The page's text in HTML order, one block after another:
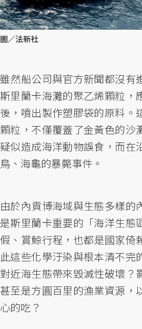
圖／法新社
雖然船公司與官方新聞都沒有
斯里蘭卡海灘的聚乙烯顆粒，
後，噴出製作塑膠袋的原料。
顆粒，不僅覆蓋了金黃色的沙
疑似造成海洋動物誤食，而在
鳥、海龜的暴斃事件。
由於內貢博海域與生態多樣的
是斯里蘭卡重要的「海洋生態
假、賞鯨行程，也都是國家
此這些化學汙染與根本清不完
對近海生態帶來毀滅性破壞？
甚至是方圓百里的漁業資源，
心的吃？